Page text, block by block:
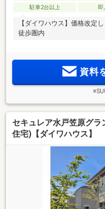
駐車2台以上
即
【ダイワハウス】価格改定
徒歩圏内
資料
セキュレア水戸笠原グ
住宅)【ダイワハウス】